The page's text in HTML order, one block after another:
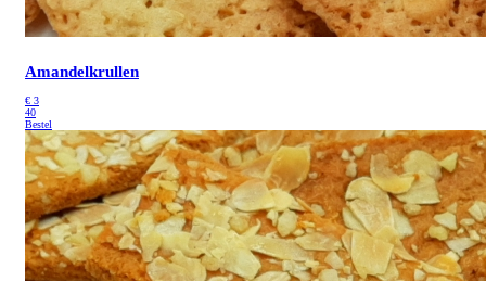
Amandelkrullen
€ 3
40
Bestel